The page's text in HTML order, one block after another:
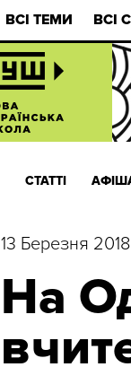
ВСІ ТЕМИ ВСІ
СТАТТІ
13 Березня 2018
На